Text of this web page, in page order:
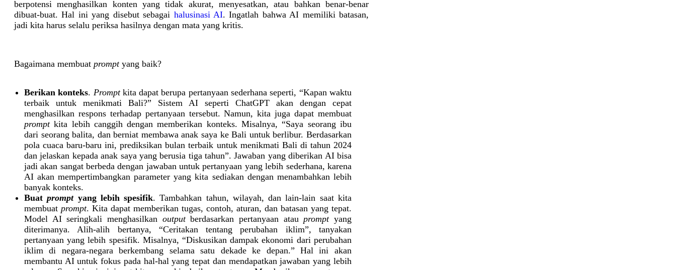
berpotensi menghasilkan konten yang tidak akurat, menyesatkan, atau bahkan benar-benar
dibuat-buat. Hal ini yang disebut sebagai halusinasi AI. Ingatlah bahwa AI memiliki batasan,
jadi kita harus selalu periksa hasilnya dengan mata yang kritis.
Bagaimana membuat promptyang baik?
Berikan konteks. Promptkita dapat berupa pertanyaan sederhana seperti, “Kapan waktu
terbaik untuk menikmati Bali?” Sistem AI seperti ChatGPT akan dengan cepat
menghasilkan respons terhadap pertanyaan tersebut. Namun, kita juga dapat membuat
promptkita lebih canggih dengan memberikan konteks. Misalnya, “Saya seorang ibu
dari seorang balita, dan berniat membawa anak saya ke Bali untuk berlibur. Berdasarkan
pola cuaca baru-baru ini, prediksikan bulan terbaik untuk menikmati Bali di tahun 2024
dan jelaskan kepada anak saya yang berusia tiga tahun”. Jawaban yang diberikan AI bisa
jadi akan sangat berbeda dengan jawaban untuk pertanyaan yang lebih sederhana, karena
AI akan mempertimbangkan parameter yang kita sediakan dengan menambahkan lebih
banyak konteks.
Buatpromptyang lebih spesifik. Tambahkan tahun, wilayah, dan lain-lain saat kita
membuat prompt. Kita dapat memberikan tugas, contoh, aturan, dan batasan yang tepat.
Model AI seringkali menghasilkan outputberdasarkan pertanyaan ataupromptyang
diterimanya. Alih-alih bertanya, “Ceritakan tentang perubahan iklim”, tanyakan
pertanyaan yang lebih spesifik. Misalnya, “Diskusikan dampak ekonomi dari perubahan
iklim di negara-negara berkembang selama satu dekade ke depan.” Hal ini akan
membantu AI untuk fokus pada hal-hal yang tepat dan mendapatkan jawaban yang lebih